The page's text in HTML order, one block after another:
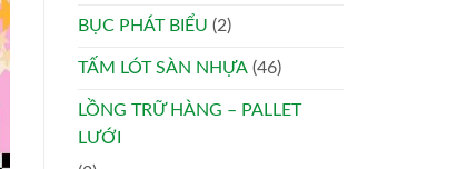
BỤC PHÁT BIỂU (2)
TẤM LÓT SÀN NHỰA (46)
LỒNG TRỮ HÀNG – PALLET
LƯỚI